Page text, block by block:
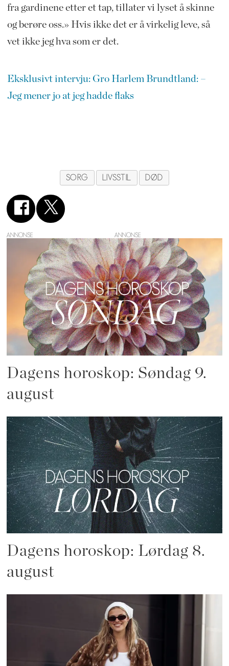
fra gardinene etter et tap, tillater vi lyset å skinne
og berøre oss.» Hvis ikke det er å virkelig leve, så
vet ikke jeg hva som er det.
Eksklusivt intervju: Gro Harlem Brundtland: –
Jeg mener jo at jeg hadde flaks
SORG LIVSSTIL DØD
ANNONSE
Dagens horoskop: Søndag 9.
august
Dagens horoskop: Lørdag 8.
august